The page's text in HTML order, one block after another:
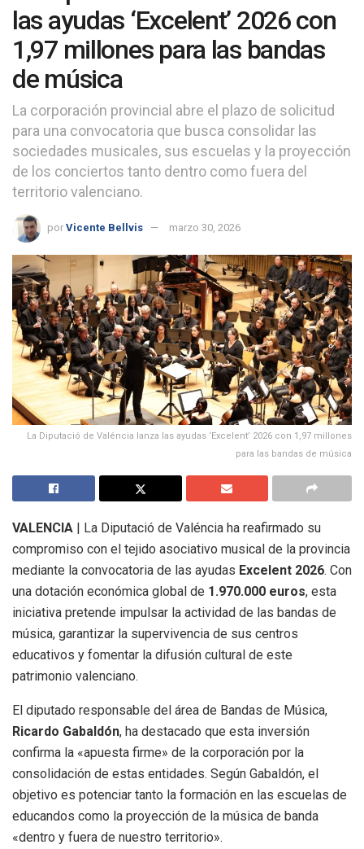
las ayudas ‘Excelent’ 2026 con
1,97 millones para las bandas
de música
La corporación provincial abre el plazo de solicitud
para una convocatoria que busca consolidar las
sociedades musicales, sus escuelas y la proyección
de los conciertos tanto dentro como fuera del
territorio valenciano.
por Vicente Bellvis marzo 30, 2026
La Diputació de Valéncia lanza las ayudas ‘Excelent’ 2026 con 1,97 millones
para las bandas de música
VALENCIA | La Diputació de Valéncia ha reafirmado su
compromiso con el tejido asociativo musical de la provincia
mediante la convocatoria de las ayudas Excelent 2026. Con
una dotación económica global de 1.970.000 euros, esta
iniciativa pretende impulsar la actividad de las bandas de
música, garantizar la supervivencia de sus centros
educativos y fomentar la difusión cultural de este
patrimonio valenciano.
El diputado responsable del área de Bandas de Música,
Ricardo Gabaldón, ha destacado que esta inversión
confirma la «apuesta firme» de la corporación por la
consolidación de estas entidades. Según Gabaldón, el
objetivo es potenciar tanto la formación en las escuelas de
educandos como la proyección de la música de banda
«dentro y fuera de nuestro territorio».